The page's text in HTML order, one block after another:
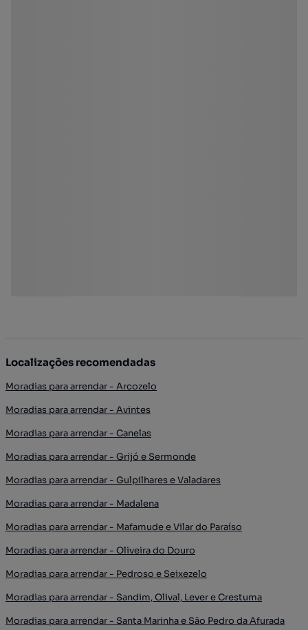
Localizações recomendadas
Moradias para arrendar - Arcozelo
Moradias para arrendar - Avintes
Moradias para arrendar - Canelas
Moradias para arrendar - Grijó e Sermonde
Moradias para arrendar - Gulpilhares e Valadares
Moradias para arrendar - Madalena
Moradias para arrendar - Mafamude e Vilar do Paraíso
Moradias para arrendar - Oliveira do Douro
Moradias para arrendar - Pedroso e Seixezelo
Moradias para arrendar - Sandim, Olival, Lever e Crestuma
Moradias para arrendar - Santa Marinha e São Pedro da Afurada